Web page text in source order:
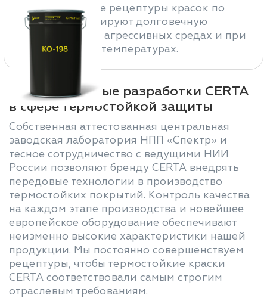
Инновационные рецептуры красок по
металлу гарантируют долговечную
защиту в самых агрессивных средах и при
экстремальных температурах.
Инновационные разработки CERTA
в сфере термостойкой защиты
Собственная аттестованная центральная
заводская лаборатория НПП «Спектр» и
тесное сотрудничество с ведущими НИИ
России позволяют бренду CERTA внедрять
передовые технологии в производство
термостойких покрытий. Контроль качества
на каждом этапе производства и новейшее
европейское оборудование обеспечивают
неизменно высокие характеристики нашей
продукции. Мы постоянно совершенствуем
рецептуры, чтобы термостойкие краски
CERTA соответствовали самым строгим
отраслевым требованиям.